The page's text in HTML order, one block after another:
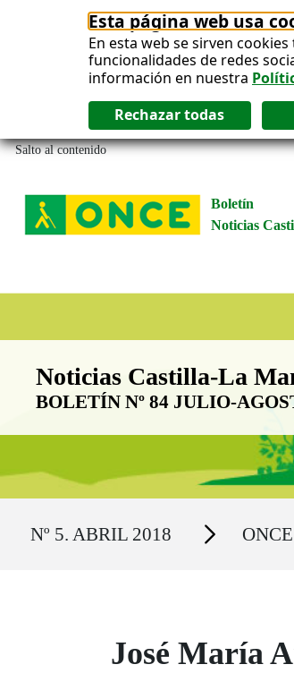
Esta página web usa
En esta web se sirven
funcionalidades de redes
información en nuestra
Salto al contenido
Boletín
Noticias
Boletín Noticias
Noticias Castilla-La
BOLETÍN Nº 84 JULIO-
Nº 5. ABRIL 2018 Secciones
José María